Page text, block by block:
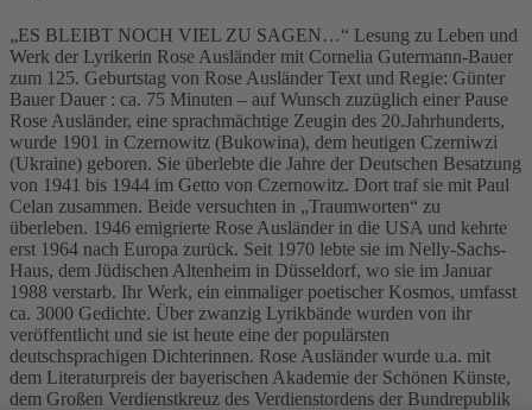
„ES BLEIBT NOCH VIEL ZU SAGEN…“ Lesung zu Leben und
Werk der Lyrikerin Rose Ausländer mit Cornelia Gutermann-Bauer
zum 125. Geburtstag von Rose Ausländer Text und Regie: Günter
Bauer Dauer : ca. 75 Minuten – auf Wunsch zuzüglich einer Pause
Rose Ausländer, eine sprachmächtige Zeugin des 20.Jahrhunderts,
wurde 1901 in Czernowitz (Bukowina), dem heutigen Czerniwzi
(Ukraine) geboren. Sie überlebte die Jahre der Deutschen Besatzung
von 1941 bis 1944 im Getto von Czernowitz. Dort traf sie mit Paul
Celan zusammen. Beide versuchten in „Traumworten“ zu
überleben. 1946 emigrierte Rose Ausländer in die USA und kehrte
erst 1964 nach Europa zurück. Seit 1970 lebte sie im Nelly-Sachs-
Haus, dem Jüdischen Altenheim in Düsseldorf, wo sie im Januar
1988 verstarb. Ihr Werk, ein einmaliger poetischer Kosmos, umfasst
ca. 3000 Gedichte. Über zwanzig Lyrikbände wurden von ihr
veröffentlicht und sie ist heute eine der populärsten
deutschsprachigen Dichterinnen. Rose Ausländer wurde u.a. mit
dem Literaturpreis der bayerischen Akademie der Schönen Künste,
dem Großen Verdienstkreuz des Verdienstordens der Bundrepublik